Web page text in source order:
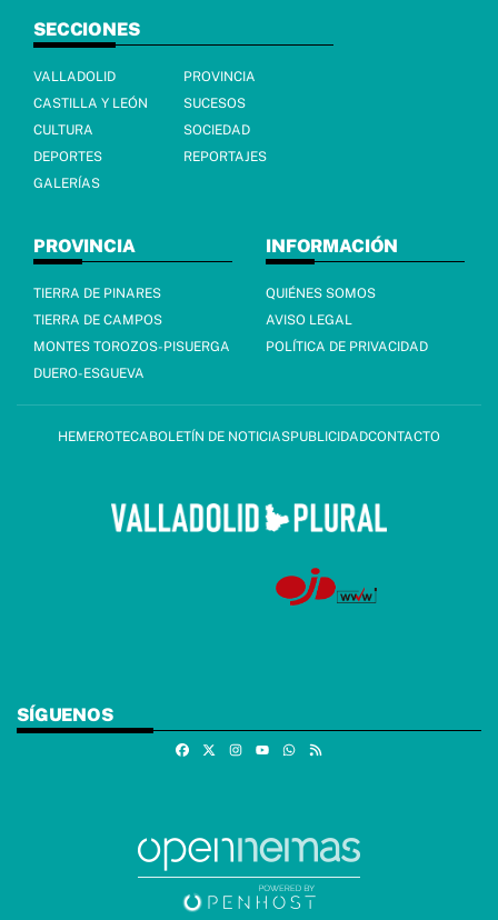
SECCIONES
VALLADOLID
PROVINCIA
CASTILLA Y LEÓN
SUCESOS
CULTURA
SOCIEDAD
DEPORTES
REPORTAJES
GALERÍAS
PROVINCIA
TIERRA DE PINARES
TIERRA DE CAMPOS
MONTES TOROZOS-PISUERGA
DUERO-ESGUEVA
INFORMACIÓN
QUIÉNES SOMOS
AVISO LEGAL
POLÍTICA DE PRIVACIDAD
HEMEROTECABOLETÍN DE NOTICIASPUBLICIDADCONTACTO
SÍGUENOS
FacebookInstagramWhatsapp